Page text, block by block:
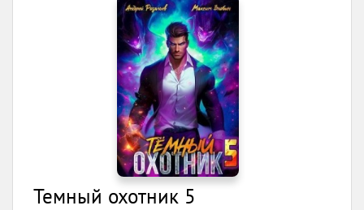
Темный охотник 5